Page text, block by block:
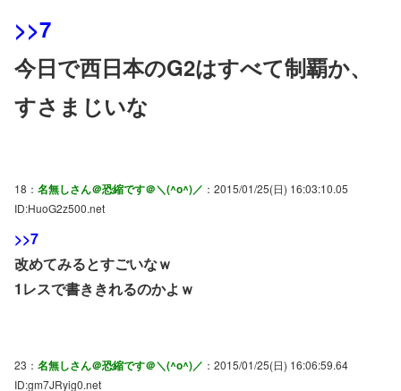
>>7
今日で西日本のG2はすべて制覇か、
すさまじいな
18： 名無しさん＠恐縮です＠＼(^o^)／ ：2015/01/25(日) 16:03:10.05
ID:HuoG2z500.net
>>7
改めてみるとすごいなｗ
1レスで書ききれるのかよｗ
23： 名無しさん＠恐縮です＠＼(^o^)／ ：2015/01/25(日) 16:06:59.64
ID:gm7JRyig0.net